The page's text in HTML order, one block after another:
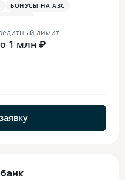
БОНУСЫ НА АЗС
лимит
1 млн ₽